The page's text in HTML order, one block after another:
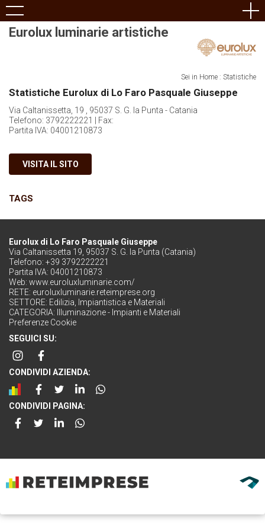
Eurolux luminarie artistiche
Sei in Home : Statistiche
Statistiche Eurolux di Lo Faro Pasquale Giuseppe
Via Caltanissetta, 19 , 95037 S. G. la Punta - Catania
Telefono: 3792222221 | Fax:
Partita IVA: 04001210873
VISITA IL SITO
TAGS
Eurolux di Lo Faro Pasquale Giuseppe
Via Caltanissetta 19, 95037 S. G. la Punta (Catania)
Telefono: +39 3792222221
Partita IVA: 04001210873
Web: www.euroluxluminarie.com/
RETE: euroluxluminarie.reteimprese.org
SETTORE: Edilizia, Impiantistica e Materiali
CATEGORIA:
Illuminazione - Impianti e Materiali
Preferenze Cookie
SEGUICI SU:
CONDIVIDI AZIENDA:
CONDIVIDI PAGINA: